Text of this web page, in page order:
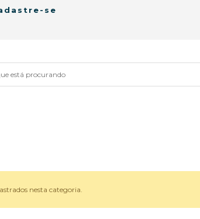
se
nesta categoria.